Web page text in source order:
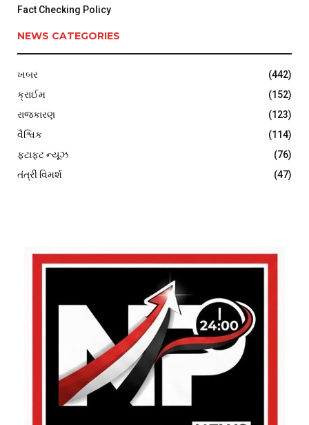
Fact Checking Policy
NEWS CATEGORIES
ખબર
(442)
ક્રાઈમ
(152)
રાજકારણ
(123)
વૈશ્વિક
(114)
ફટાફટ ન્યૂઝ
(76)
તંત્રી વિમર્શ
(47)